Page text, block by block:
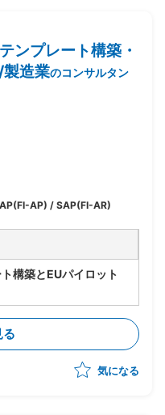
ンプレート構築・
造業のコンサルタン
AP) / SAP(FI-AR)
構築とEUパイロット
ン検討セッション他会
る
気になる